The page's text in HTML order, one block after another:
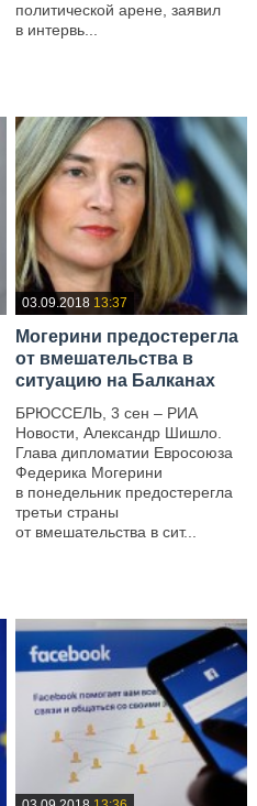
политической арене, заявил
в интервь...
03.09.2018 13:37
Могерини предостерегла
от вмешательства в
ситуацию на Балканах
БРЮССЕЛЬ, 3 сен – РИА
Новости, Александр Шишло.
Глава дипломатии Евросоюза
Федерика Могерини
в понедельник предостерегла
третьи страны
от вмешательства в сит...